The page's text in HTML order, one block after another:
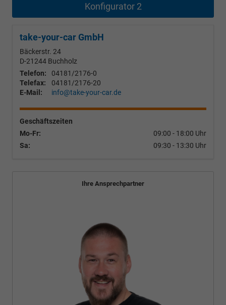
Konfigurator 2
take-your-car GmbH
Bäckerstr. 24
D-21244 Buchholz
Telefon:
04181/2176-0
Telefax:
04181/2176-20
E-Mail:
info@take-your-car.de
Geschäftszeiten
Mo-Fr:
09:00 - 18:00 Uhr
Sa:
09:30 - 13:30 Uhr
Ihre Ansprechpartner